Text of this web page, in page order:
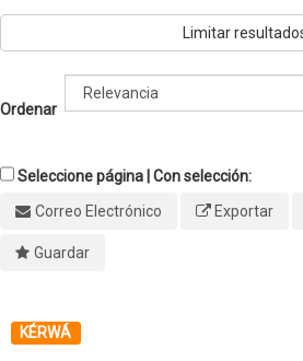
Limitar
Ordenar
Seleccione página | Con selección:
Correo Electrónico
Exportar
Guardar
KÉRWÁ